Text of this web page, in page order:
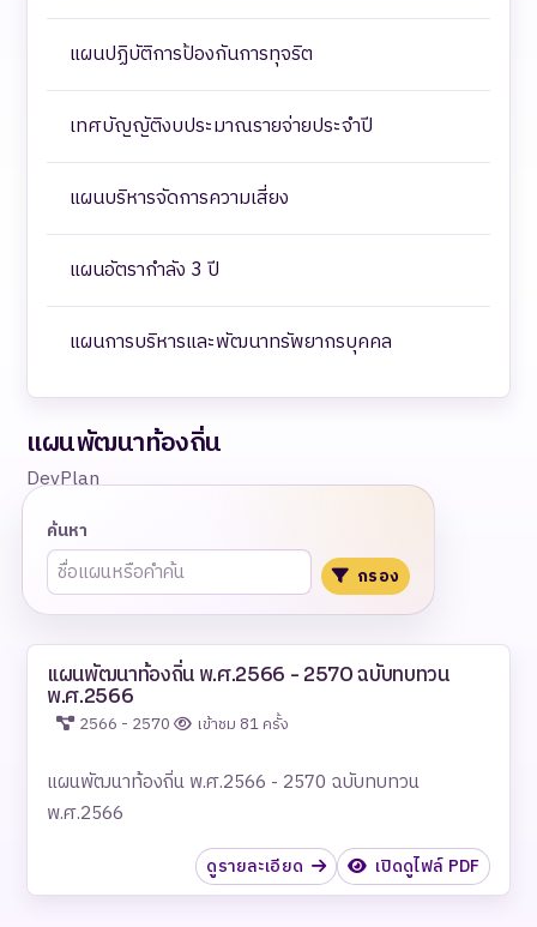
แผนปฏิบัติการป้องกันการทุจริต
เทศบัญญัติงบประมาณรายจ่ายประจำปี
แผนบริหารจัดการความเสี่ยง
แผนอัตรากำลัง 3 ปี
แผนการบริหารและพัฒนาทรัพยากรบุคคล
แผนพัฒนาท้องถิ่น
DevPlan
ค้นหา
กรอง
แผนพัฒนาท้องถิ่น พ.ศ.2566 - 2570 ฉบับทบทวน
พ.ศ.2566
2566 - 2570 เข้าชม 81 ครั้ง
แผนพัฒนาท้องถิ่น พ.ศ.2566 - 2570 ฉบับทบทวน
พ.ศ.2566
ดูรายละเอียด เปิดดูไฟล์ PDF